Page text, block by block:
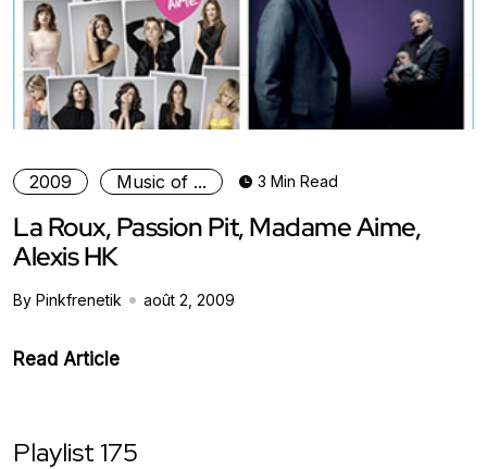
2009 Music of ... 3 Min Read
La Roux, Passion Pit, Madame Aime,
Alexis HK
By Pinkfrenetik août 2, 2009
Read Article
Playlist 175